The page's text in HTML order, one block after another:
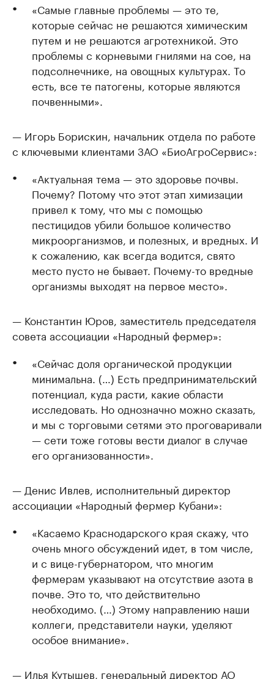
«Самые главные проблемы — это те,
которые сейчас не решаются химическим
путем и не решаются агротехникой. Это
проблемы с корневыми гнилями на сое, на
подсолнечнике, на овощных культурах. То
есть, все те патогены, которые являются
почвенными».
— Игорь Борискин, начальник отдела по работе
с ключевыми клиентами ЗАО «БиоАгроСервис»:
«Актуальная тема — это здоровье почвы.
Почему? Потому что этот этап химизации
привел к тому, что мы с помощью
пестицидов убили большое количество
микроорганизмов, и полезных, и вредных. И
к сожалению, как всегда водится, свято
место пусто не бывает. Почему-то вредные
организмы выходят на первое место».
— Константин Юров, заместитель председателя
совета ассоциации «Народный фермер»:
«Сейчас доля органической продукции
минимальна. (…) Есть предпринимательский
потенциал, куда расти, какие области
исследовать. Но однозначно можно сказать,
и мы с торговыми сетями это проговаривали
— сети тоже готовы вести диалог в случае
его организованности».
— Денис Ивлев, исполнительный директор
ассоциации «Народный фермер Кубани»:
«Касаемо Краснодарского края скажу, что
очень много обсуждений идет, в том числе,
и с вице-губернатором, что многим
фермерам указывают на отсутствие азота в
почве. Это то, что действительно
необходимо. (…) Этому направлению наши
коллеги, представители науки, уделяют
особое внимание».
— Илья Кутышев, генеральный директор АО